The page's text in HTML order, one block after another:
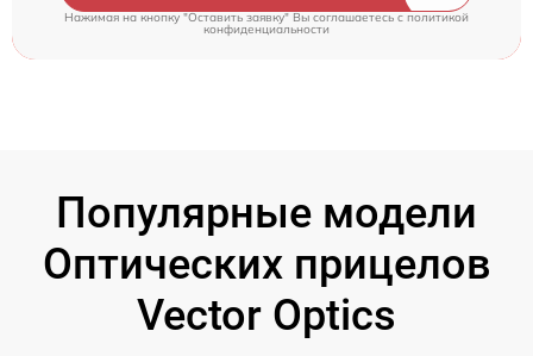
Нажимая на кнопку "Оставить заявку" Вы соглашаетесь c политикой
конфиденциальности
Популярные модели
Оптических прицелов
Vector Optics